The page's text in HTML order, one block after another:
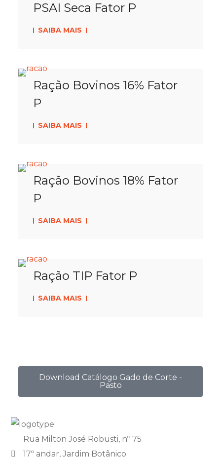
PSAI Seca Fator P
SAIBA MAIS
Ração Bovinos 16% Fator
P
SAIBA MAIS
Ração Bovinos 18% Fator
P
SAIBA MAIS
Ração TIP Fator P
SAIBA MAIS
Download Catálogo Gado de Corte -
Pasto
Rua Milton José Robusti, nº 75
17º andar, Jardim Botânico